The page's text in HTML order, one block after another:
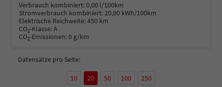
Verbrauch kombiniert:0,00 l/100km
Stromverbrauch kombiniert:20,90 kWh/100km
Elektrische Reichweite:450 km
CO2-Klasse:A
CO2-Emissionen:0 g/km
Datensätze pro Seite:
10 20 50 100 250